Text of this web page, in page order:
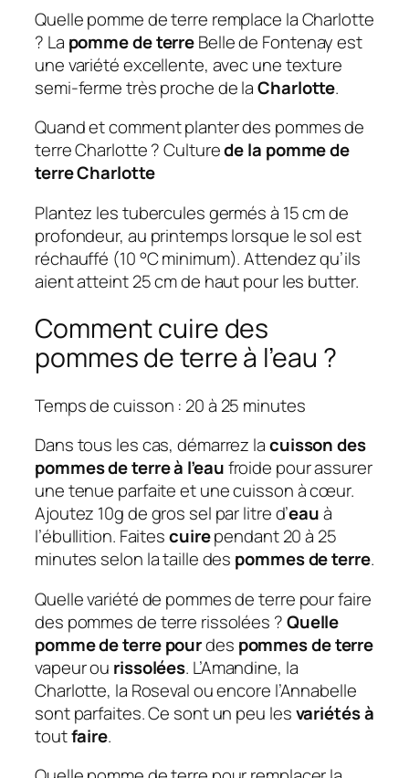
Quelle pomme de terre remplace la Charlotte
? La pomme de terreBelle de Fontenay est
une variété excellente, avec une texture
semi-ferme très proche de laCharlotte.
Quand et comment planter des pommes de
terre Charlotte ? Culturede la pomme de
terre Charlotte
Plantez les tubercules germés à 15 cm de
profondeur, au printemps lorsque le sol est
réchauffé (10 °C minimum). Attendez qu’ils
aient atteint 25 cm de haut pour les butter.
Comment cuire des
pommes de terre à l’eau ?
Temps de cuisson : 20 à 25 minutes
Dans tous les cas, démarrez lacuisson des
pommes de terre à l’eaufroide pour assurer
une tenue parfaite et une cuisson à cœur.
Ajoutez 10g de gros sel par litre d’eauà
l’ébullition. Faitescuirependant 20 à 25
minutes selon la taille des pommes de terre.
Quelle variété de pommes de terre pour faire
des pommes de terre rissolées ?Quelle
pomme de terre pourdes pommes de terre
vapeur ou rissolées. L’Amandine, la
Charlotte, la Roseval ou encore l’Annabelle
sont parfaites. Ce sont un peu lesvariétés à
toutfaire.